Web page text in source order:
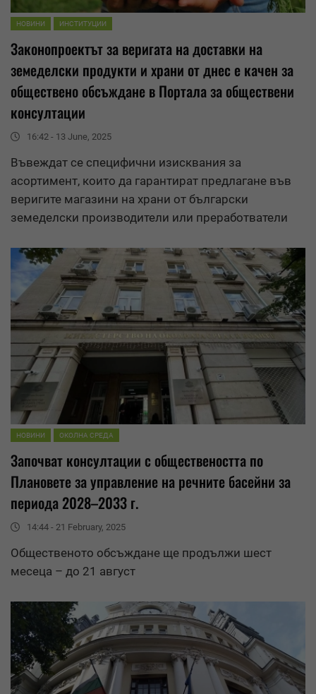
НОВИНИ ИНСТИТУЦИИ
Законопроектът за веригата на доставки на
земеделски продукти и храни от днес е качен за
обществено обсъждане в Портала за обществени
консултации
16:42 - 13 June, 2025
Въвеждат се специфични изисквания за
асортимент, които да гарантират предлагане във
веригите магазини на храни от български
земеделски производители или преработватели
НОВИНИ ОКОЛНА СРЕДА
Започват консултации с обществеността по
Плановете за управление на речните басейни за
периода 2028–2033 г.
14:44 - 21 February, 2025
Общественото обсъждане ще продължи шест
месеца – до 21 август